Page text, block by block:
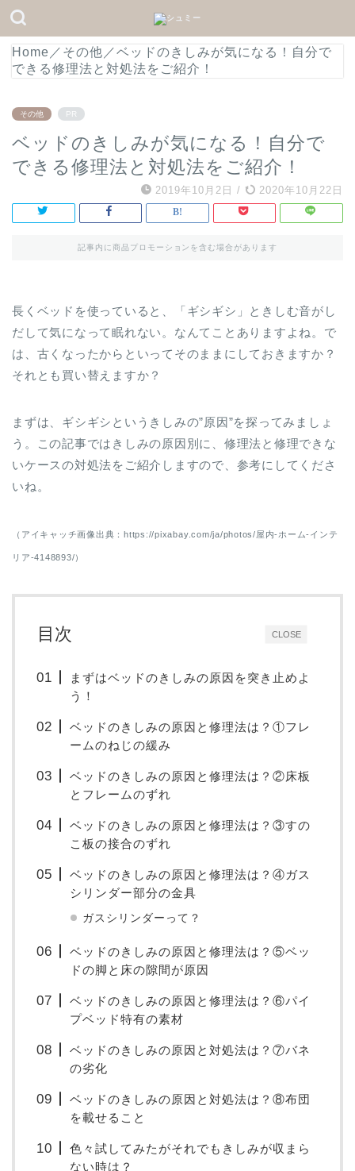
Home ／ その他 ／ベッドのきしみが気になる！自分で
できる修理法と対処法をご紹介！
その他 PR
ベッドのきしみが気になる！自分で
できる修理法と対処法をご紹介！
2019年10月2日 / 2020年10月22日
記事内に商品プロモーションを含む場合があります
長くベッドを使っていると、「ギシギシ」ときしむ音がし
だして気になって眠れない。なんてことありますよね。で
は、古くなったからといってそのままにしておきますか？
それとも買い替えますか？
まずは、ギシギシというきしみの”原因”を探ってみましょ
う。この記事ではきしみの原因別に、修理法と修理できな
いケースの対処法をご紹介しますので、参考にしてくださ
いね。
（アイキャッチ画像出典：https://pixabay.com/ja/photos/屋内-ホーム-インテ
リア-4148893/）
CLOSE
目次
まずはベッドのきしみの原因を突き止めよ
う！
ベッドのきしみの原因と修理法は？①フレ
ームのねじの緩み
ベッドのきしみの原因と修理法は？②床板
とフレームのずれ
ベッドのきしみの原因と修理法は？③すの
こ板の接合のずれ
ベッドのきしみの原因と修理法は？④ガス
シリンダー部分の金具
ガスシリンダーって？
ベッドのきしみの原因と修理法は？⑤ベッ
ドの脚と床の隙間が原因
ベッドのきしみの原因と修理法は？⑥パイ
プベッド特有の素材
ベッドのきしみの原因と対処法は？⑦バネ
の劣化
ベッドのきしみの原因と対処法は？⑧布団
を載せること
色々試してみたがそれでもきしみが収まら
ない時は？